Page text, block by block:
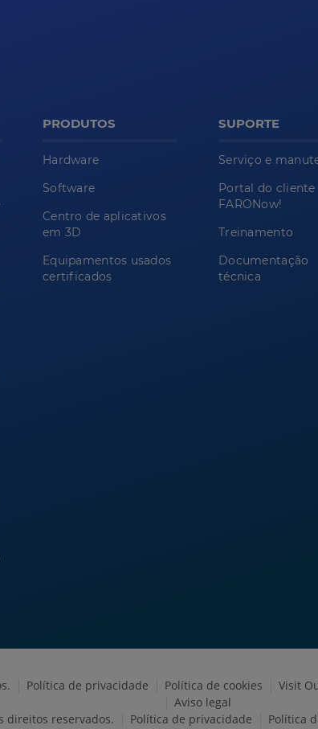
PRODUTOS
Hardware
Software
Centro de aplicativos
em 3D
Equipamentos usados
certificados
SUPORTE
Serviço e
Portal do cliente
FARONow!
Treinamento
Documentação
técnica
Política de privacidade Política de cookies Visit
Aviso legal
direitos reservados.
Política de privacidade Política